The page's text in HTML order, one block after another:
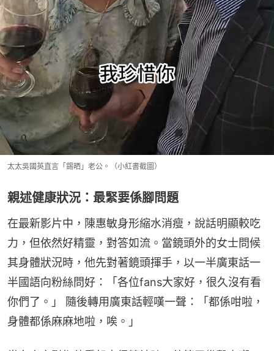
太太吳國英直言「錫晒」老公。（小紅書截圖）
親述健康狀況：最緊要係腳問題
在最新影片中，陳惠敏身形縮水消瘦，說話明顯較吃
力，但依然好精靈，對答如流。當鏡頭外的女士問候
其身體狀況時，他先對著鏡頭揮手，以一半廣東話一
半國語向粉絲問好：「各位fans大家好，很久沒有看
你們了。」 隨後轉用廣東話輕嘆一聲：「都係咁啦，
身體都係麻麻地啦，唉。」